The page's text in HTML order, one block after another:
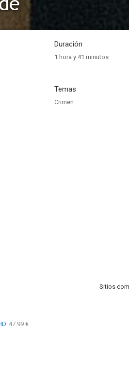
Duración
1 hora y 41 minutos
Temas
Crimen
Sitios
47.99 €